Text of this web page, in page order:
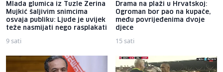
Mlada glumica iz Tuzle Zerina
Mujkić šaljivim snimcima
osvaja publiku: Ljude je uvijek
teže nasmijati nego rasplakati
9 sati
Drama na plaži u Hrvatskoj:
Ogroman bor pao na kupače,
među povrijeđenima dvoje
djece
15 sati